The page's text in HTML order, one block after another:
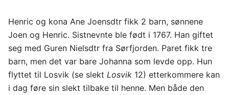
Henric og kona Ane Joensdtr fikk 2 barn, sønnene
Joen og Henric. Sistnevnte ble født i 1767. Han giftet
seg med Guren Nielsdtr fra Sørfjorden. Paret fikk tre
barn, men det var bare Johanna som levde opp. Hun
flyttet til Losvik (se slekt Losvik 12) etterkommere kan
i dag føre sin slekt tilbake til henne. Men både den